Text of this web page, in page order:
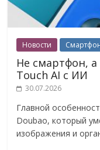
Новости
Не смартфон,
Touch AI с ИИ
30.07.2026
Главной
Doubao, который
изображения и